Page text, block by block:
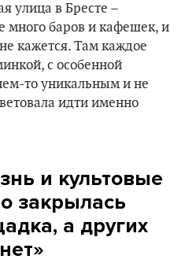
улица в Бресте –
много баров и кафешек, и
кажется. Там каждое
с особенной
то уникальным и не
идти именно
и культовые
закрылась
а других